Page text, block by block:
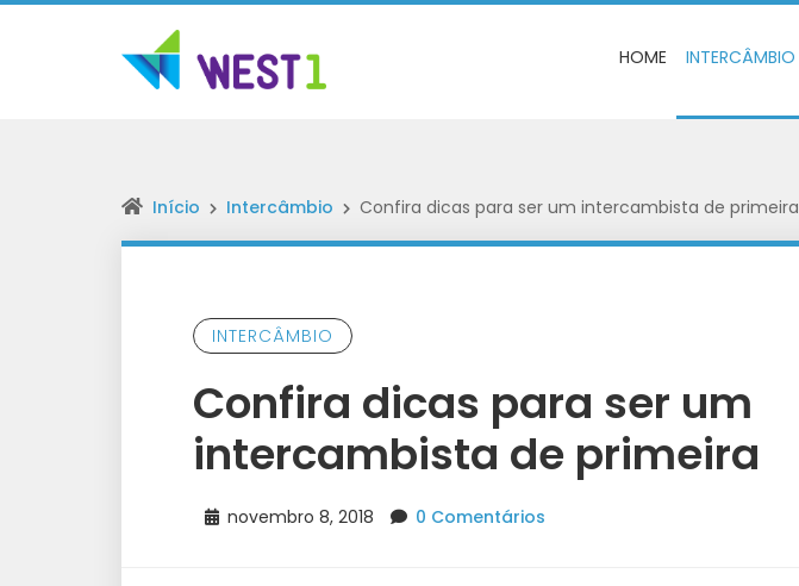
HOME INTERCÂMBIO
Início Intercâmbio Confira dicas para ser um intercambista de primeira
INTERCÂMBIO
Confira dicas para ser um
intercambista de primeira
novembro 8, 2018 0 Comentários